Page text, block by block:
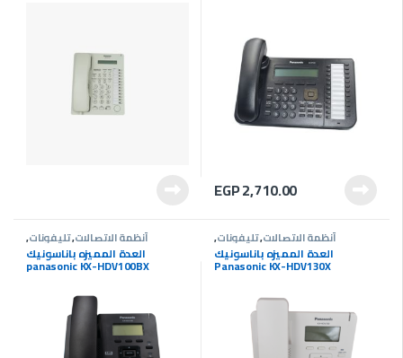
EGP2,710.00
أنظمة الاتصالات,تليفونات,
سنترالات
العدة المميزه باناسونيك
panasonic KX-HDV100BX
أنظمة الاتصالات,تليفونات,
سنترالات
العدة المميزه باناسونيك
Panasonic KX-HDV130X